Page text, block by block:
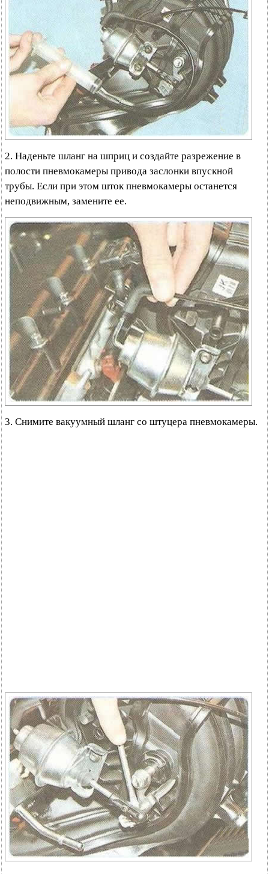
2. Наденьте шланг на шприц и создайте разрежение в
полости пневмокамеры привода заслонки впускной
трубы. Если при этом шток пневмокамеры останется
неподвижным, замените ее.
3. Снимите вакуумный шланг со штуцера пневмокамеры.